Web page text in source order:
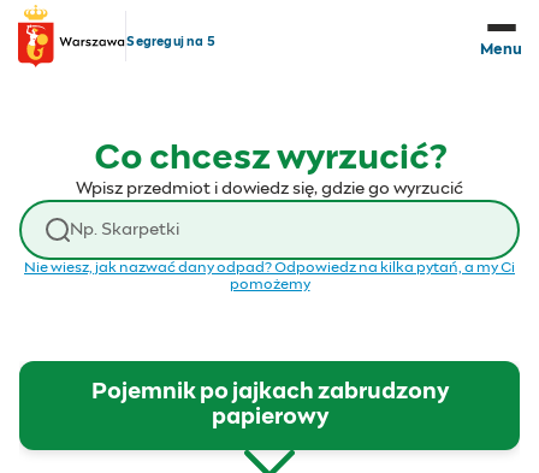
Przejdź do treści
Segreguj na 5
Menu
Co chcesz wyrzucić?
Wpisz przedmiot i dowiedz się, gdzie go wyrzucić
Wyszukaj odpad
Nie wiesz, jak nazwać dany odpad? Odpowiedz na kilka pytań, a my Ci
pomożemy
Pojemnik po jajkach zabrudzony
papierowy